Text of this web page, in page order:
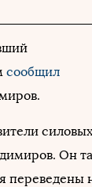
сообщил
силовых
Он
переведены